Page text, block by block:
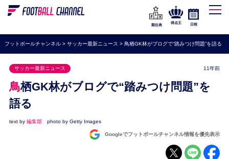
WEリーグ
海外サッカー
プレミアリーグ
ラ・リーガ
セリエA
順位表
得点王 日程
フットボールチャンネル> サッカー最新ニュース > 鳥栖GK林がブログで“踏みつけ問題”を語る
サッカー最新ニュース 11年前
鳥栖GK林がブログで“踏みつけ問題”を
語る
text by 編集部 photo by Getty Images
Googleでフットボールチャンネル情報を優先表示